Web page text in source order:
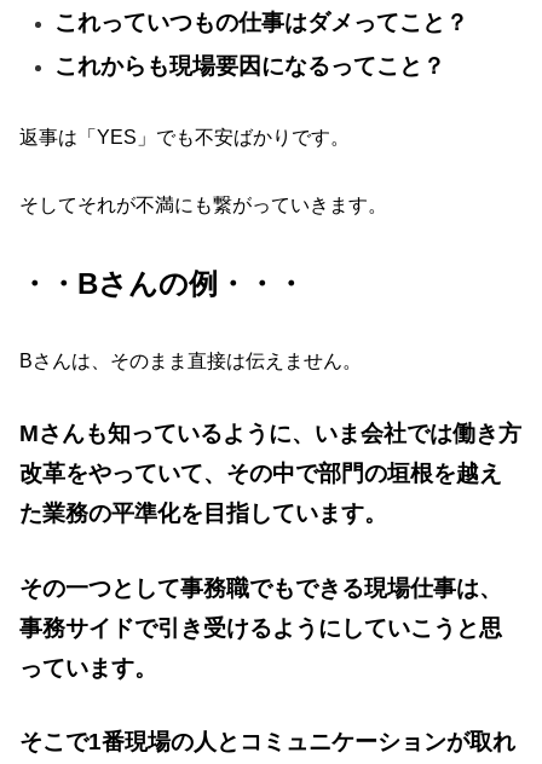
これっていつもの仕事はダメってこと？
これからも現場要因になるってこと？
返事は「YES」でも不安ばかりです。
そしてそれが不満にも繋がっていきます。
・・Bさんの例・・・
Bさんは、そのまま直接は伝えません。
Mさんも知っているように、いま会社では働き方
改革をやっていて、 その中で部門の垣根を越え
た業務の平準化を目指しています。
その一つとして事務職でもできる現場仕事は、
事務サイドで引き受けるようにしていこうと思
っています。
そこで1番現場の人とコミュニケーションが取れ